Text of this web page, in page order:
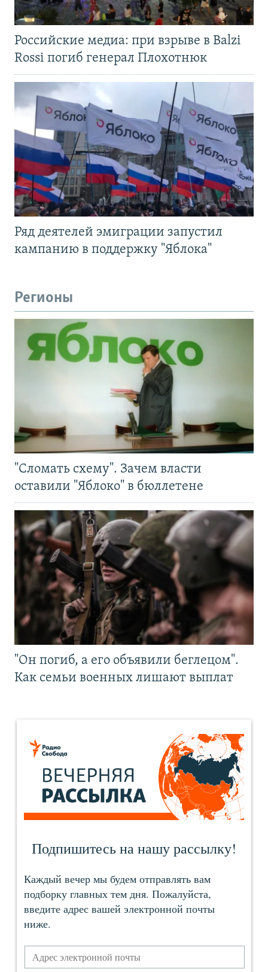
Российские медиа: при взрыве в Balzi
Rossi погиб генерал Плохотнюк
Ряд деятелей эмиграции запустил
кампанию в поддержку "Яблока"
Регионы
"Сломать схему". Зачем власти
оставили "Яблоко" в бюллетене
"Он погиб, а его объявили беглецом".
Как семьи военных лишают выплат